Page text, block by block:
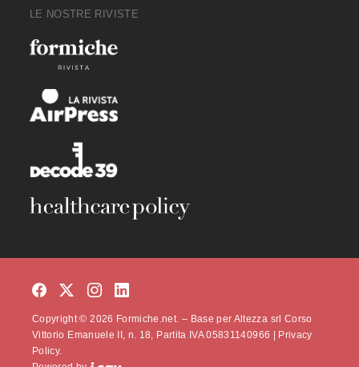
LE NOSTRE RIVISTE
Copyright © 2026 Formiche.net. – Base per Altezza srl Corso
Vittorio Emanuele II, n. 18, Partita IVA 05831140966 |
Privacy
Policy.